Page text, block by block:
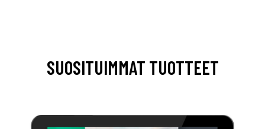
SUOSITUIMMAT TUOTTEET